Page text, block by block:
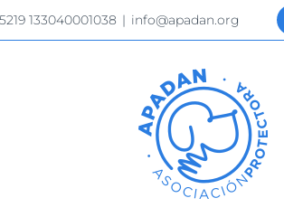
133040001038 | info@apadan.org